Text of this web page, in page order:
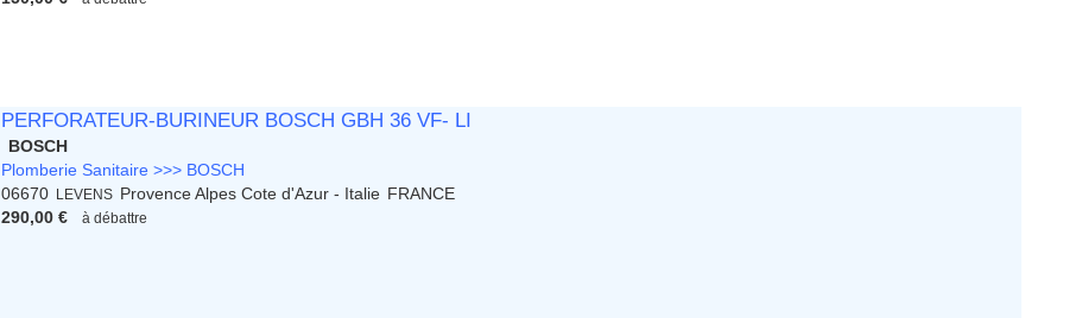
PERFORATEUR-BURINEUR BOSCH GBH 36 VF- LI
BOSCH
Plomberie Sanitaire >>> BOSCH
06670
LEVENS Provence Alpes Cote d'Azur - Italie FRANCE
290,00 €
à débattre